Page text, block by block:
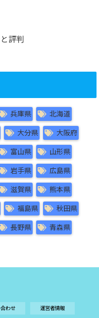
評判
兵庫県 北海道
大分県 大阪府
富山県 山形県
岩手県 広島県
滋賀県 熊本県
福島県 秋田県
長野県 青森県
わせ 運営者情報